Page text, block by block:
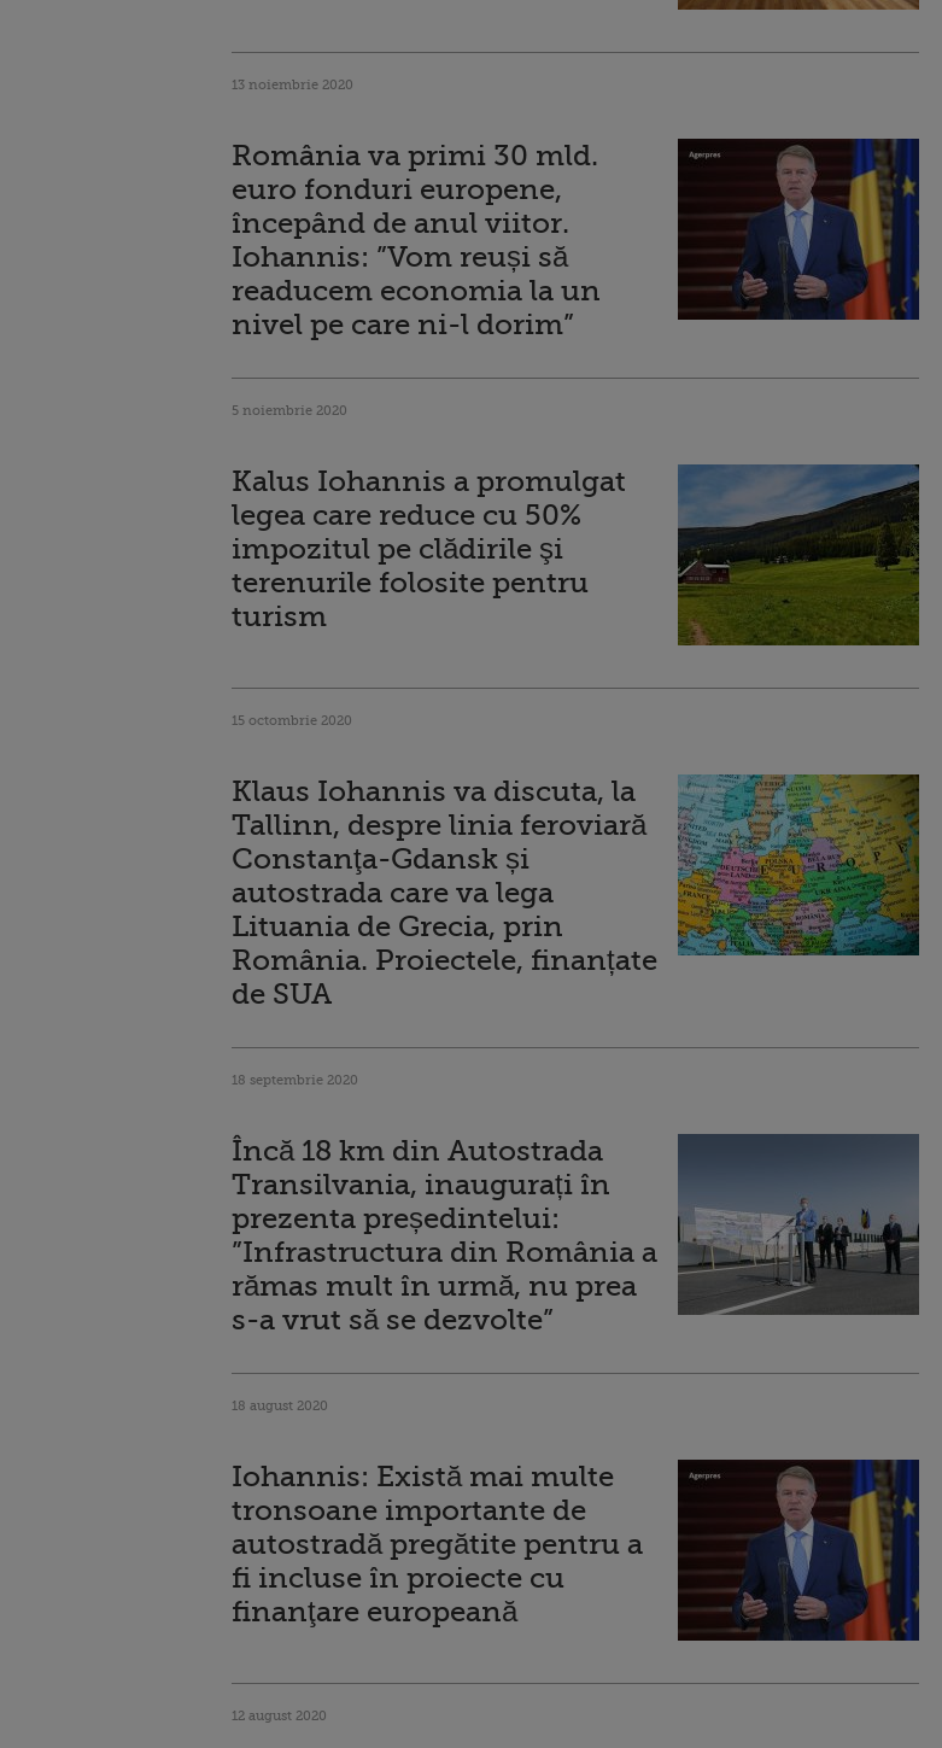
13 noiembrie 2020
România va primi 30 mld.
euro fonduri europene,
începând de anul viitor.
Iohannis: ”Vom reuși să
readucem economia la un
nivel pe care ni-l dorim”
5 noiembrie 2020
Kalus Iohannis a promulgat
legea care reduce cu 50%
impozitul pe clădirile şi
terenurile folosite pentru
turism
15 octombrie 2020
Klaus Iohannis va discuta, la
Tallinn, despre linia feroviară
Constanţa-Gdansk și
autostrada care va lega
Lituania de Grecia, prin
România. Proiectele, finanțate
de SUA
18 septembrie 2020
Încă 18 km din Autostrada
Transilvania, inaugurați în
prezenta președintelui:
”Infrastructura din România a
rămas mult în urmă, nu prea
s-a vrut să se dezvolte”
18 august 2020
Iohannis: Există mai multe
tronsoane importante de
autostradă pregătite pentru a
fi incluse în proiecte cu
finanţare europeană
12 august 2020